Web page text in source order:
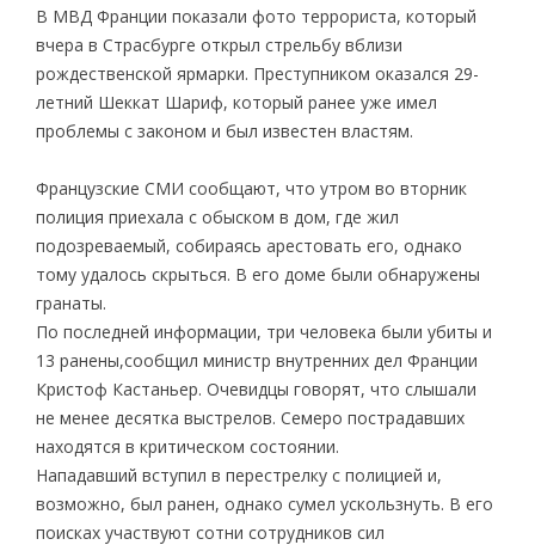
В МВД Франции показали фото террориста, который
вчера в Страсбурге открыл стрельбу вблизи
рождественской ярмарки. Преступником оказался 29-
летний Шеккат Шариф, который ранее уже имел
проблемы с законом и был известен властям.
Французские СМИ сообщают, что утром во вторник
полиция приехала с обыском в дом, где жил
подозреваемый, собираясь арестовать его, однако
тому удалось скрыться. В его доме были обнаружены
гранаты.
По последней информации, три человека были убиты и
13 ранены,сообщил министр внутренних дел Франции
Кристоф Кастаньер. Очевидцы говорят, что слышали
не менее десятка выстрелов. Семеро пострадавших
находятся в критическом состоянии.
Нападавший вступил в перестрелку с полицией и,
возможно, был ранен, однако сумел ускользнуть. В его
поисках участвуют сотни сотрудников сил